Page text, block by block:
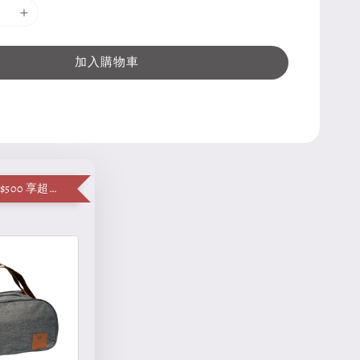
加入購物車
單筆消費滿 $500 享超值加購便當袋